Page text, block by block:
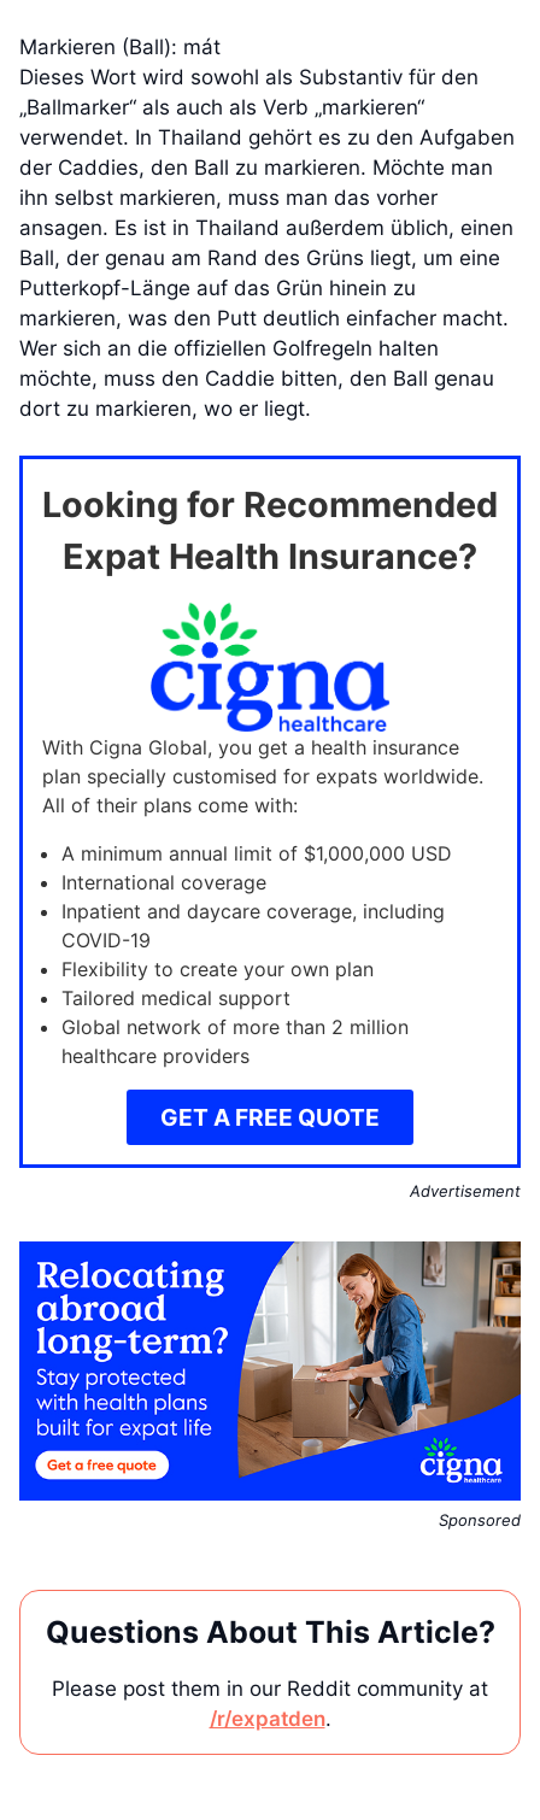
Markieren (Ball): mát
Dieses Wort wird sowohl als Substantiv für den
„Ballmarker“ als auch als Verb „markieren“
verwendet. In Thailand gehört es zu den Aufgaben
der Caddies, den Ball zu markieren. Möchte man
ihn selbst markieren, muss man das vorher
ansagen. Es ist in Thailand außerdem üblich, einen
Ball, der genau am Rand des Grüns liegt, um eine
Putterkopf-Länge auf das Grün hinein zu
markieren, was den Putt deutlich einfacher macht.
Wer sich an die offiziellen Golfregeln halten
möchte, muss den Caddie bitten, den Ball genau
dort zu markieren, wo er liegt.
Looking for Recommended
Expat Health Insurance?
With Cigna Global, you get a health insurance
plan specially customised for expats worldwide.
All of their plans come with:
A minimum annual limit of $1,000,000 USD
International coverage
Inpatient and daycare coverage, including
COVID-19
Flexibility to create your own plan
Tailored medical support
Global network of more than 2 million
healthcare providers
GET A FREE QUOTE
Advertisement
Sponsored
Questions About This Article?
Please post them in our Reddit community at
/r/expatden.